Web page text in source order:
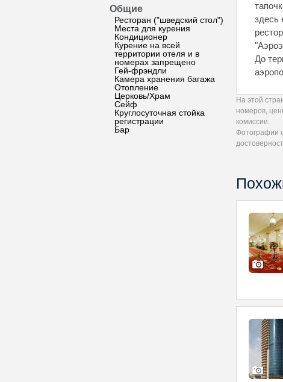
Общие
Ресторан ("шведский стол")
Места для курения
Кондиционер
Курение на всей
территории отеля и в
номерах запрещено
Гей-фрэндли
Камера хранения багажа
Отопление
Церковь/Храм
Сейф
Круглосуточная стойка
регистрации
Бар
здесь
До
На этой
номеров,
комиссии.
Фотографии